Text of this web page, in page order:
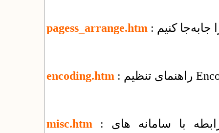
pagess_arrange.htm جابه‌جا كنيم
encoding.htm
misc.htm : فهرست مقالات و راهنماهای متنوع در رابطه با سامانه های